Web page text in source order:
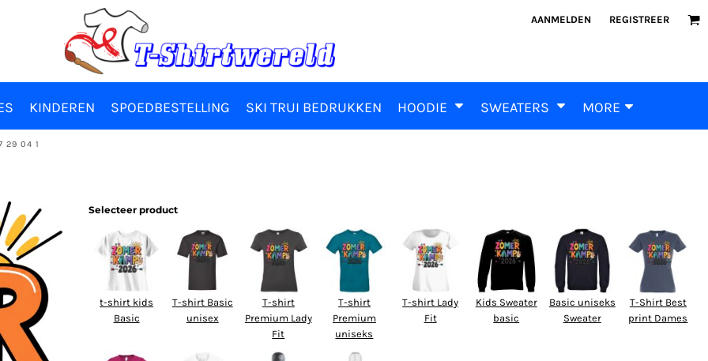
AANMELDEN REGISTREER
KINDEREN SPOEDBESTELLING SKI TRUI BEDRUKKEN HOODIE SWEATERS MORE
29 04 1
Selecteer product
t-shirt kids
Basic
T-shirt Basic
unisex
T-shirt
Premium Lady
Fit
T-shirt
Premium
uniseks
T-shirt Lady
Fit
Kids Sweater
basic
Basic uniseks
Sweater
T-Shirt Best
print Dames